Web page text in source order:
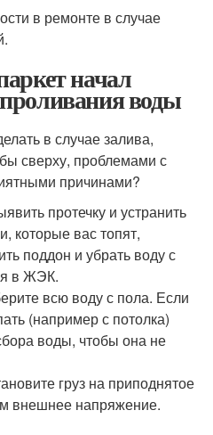
в ремонте в случае
начал
проливания воды
в случае залива,
сверху, проблемами с
причинами?
протечку и устранить
которые вас топят,
поддон и убрать воду с
в ЖЭК.
всю воду с пола. Если
(например с потолка)
воды, чтобы она не
груз на приподнятое
внешнее напряжение.